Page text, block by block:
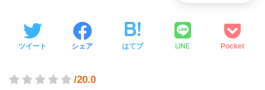
ツイート シェア はてブ LINE Pocket
/20.0